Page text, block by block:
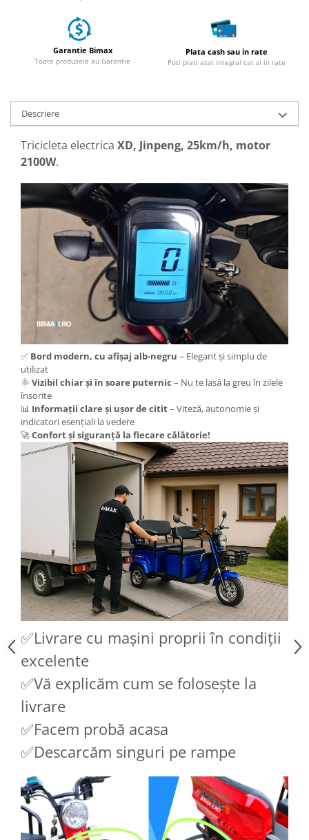
➔ RDB
➔ Kuba
PIESE DE SCHIMB
Acceleratii
Baterii
Baterii 48V
Baterii 60V
Cauciucuri
Controllere
Incarcatoare
Biciclete Electrice
Dama
Ieftine
Pliabila
Tip Scuter
⬇ MARCI
Kuba
Acumulatori 24V
Acumulatori 36V
Acumulatori 48V
Cauciucuri
Cauciucuri Fat Bike
Controllere
Display
Incarcatoare 24V
Incarcatoare 36V
ACCESORII
Lumini
Kit Conversie
Piese Trotinete Electrice
PIESE UNIVERSALE
Baterie Trotineta Electrica
Garantie Bimax
Toate produsele au Garantie
Plata cash sau in rate
Poti plati atat integral cat si in rate
Descriere
Tricicleta electrica XD, Jinpeng, 25km/h, motor
2100W.
✅ Bord modern, cu afișaj alb-negru – Elegant și simplu de
utilizat
🌞 Vizibil chiar și în soare puternic – Nu te lasă la greu în zilele
însorite
📊 Informații clare și ușor de citit– Viteză, autonomie și
indicatori esențiali la vedere
🚀Confort și siguranță la fiecare călătorie!
✅Livrare cu mașini proprii în condiții
excelente
✅Vă explicăm cum se folosește la
livrare
✅Facem probă acasa
✅Descarcăm singuri pe rampe